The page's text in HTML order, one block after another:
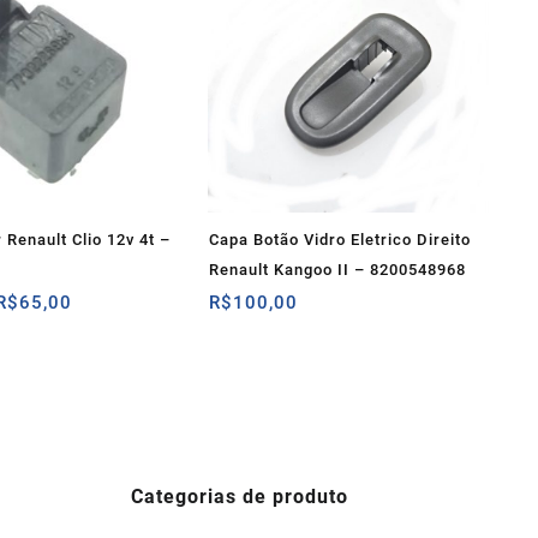
Renault Clio 12v 4t –
65,00
Capa Botão Vidro Eletrico Direito
Renault Kangoo II – 8200548968
R$100,00
Categorias de produto